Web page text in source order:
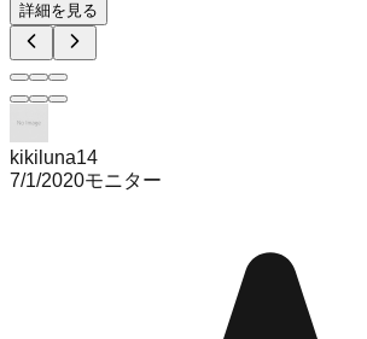
詳細を見る
kikiluna14
7/1/2020モニター